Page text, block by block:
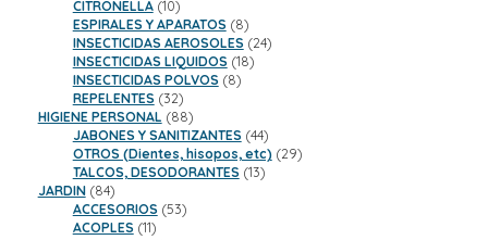
CITRONELLA 1010
productos
ESPIRALES Y APARATOS 88
productos
INSECTICIDAS AEROSOLES 2424
INSECTICIDAS LIQUIDOS 1818
INSECTICIDAS POLVOS 88
REPELENTES 3232
productos
HIGIENE PERSONAL 8888
productos
JABONES Y SANITIZANTES 4444
productos
OTROS (Dientes, hisopos, etc) 2929
TALCOS, DESODORANTES 1313
JARDIN 8484
productos
ACCESORIOS 5353
ACOPLES 1111